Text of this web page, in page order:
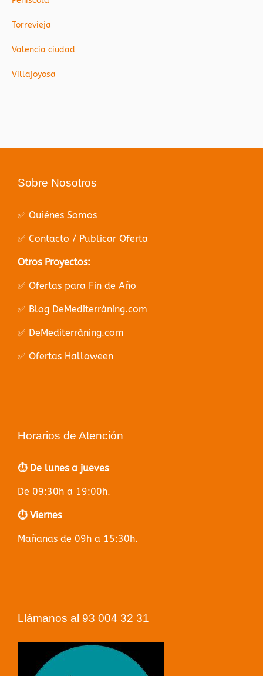
Torrevieja
Valencia ciudad
Villajoyosa
Sobre Nosotros
✅ Quiénes Somos
✅ Contacto / Publicar Oferta
Otros Proyectos:
✅ Ofertas para Fin de Año
✅ Blog DeMediterràning.com
✅ DeMediterràning.com
✅ Ofertas Halloween
Horarios de Atención
⏱️ De lunes a jueves
De 09:30h a 19:00h.
⏱️ Viernes
Mañanas de 09h a 15:30h.
Llámanos al 93 004 32 31